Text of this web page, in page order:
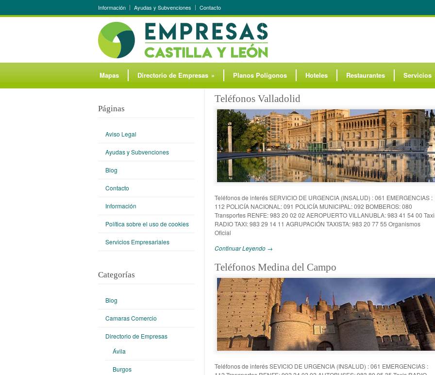
Información Ayudas y Subvenciones Contacto
Mapas Directorio de Empresas » Planos Polígonos Hoteles Restaurantes Servicios
Teléfonos Valladolid
Teléfonos de interés SERVICIO DE URGENCIA (INSALUD) : 061 EMERGENCIAS :
112 POLICÍA NACIONAL: 091 POLICÍA MUNICIPAL: 092 BOMBEROS: 080
Transportes RENFE: 983 20 02 02 AEROPUERTO VILLANUBLA: 983 41 54 00
RADIO TAXI: 983 29 14 11 AGRUPACIÓN TAXISTA: 983 20 77 55 Organismos
Oficial
Continuar Leyendo →
Teléfonos Medina del Campo
Teléfonos de interés SEVICIO DE URGENCIA (INSALUD) : 061 EMERGENCIAS :
Páginas
Aviso Legal
Ayudas y Subvenciones
Blog
Contacto
Información
Política sobre el uso de cookies
Servicios Empresariales
Categorías
Blog
Camaras Comercio
Directorio de Empresas
Ávila
Burgos